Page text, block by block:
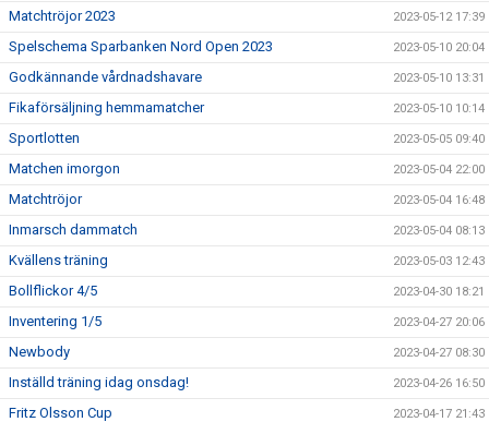
Matchtröjor 2023 2023-05-12 17:39
Spelschema Sparbanken Nord Open 2023 2023-05-10 20:04
Godkännande vårdnadshavare 2023-05-10 13:31
Fikaförsäljning hemmamatcher 2023-05-10 10:14
Sportlotten 2023-05-05 09:40
Matchen imorgon 2023-05-04 22:00
Matchtröjor 2023-05-04 16:48
Inmarsch dammatch 2023-05-04 08:13
Kvällens träning 2023-05-03 12:43
Bollflickor 4/5 2023-04-30 18:21
Inventering 1/5 2023-04-27 20:06
Newbody 2023-04-27 08:30
Inställd träning idag onsdag! 2023-04-26 16:50
Fritz Olsson Cup 2023-04-17 21:43